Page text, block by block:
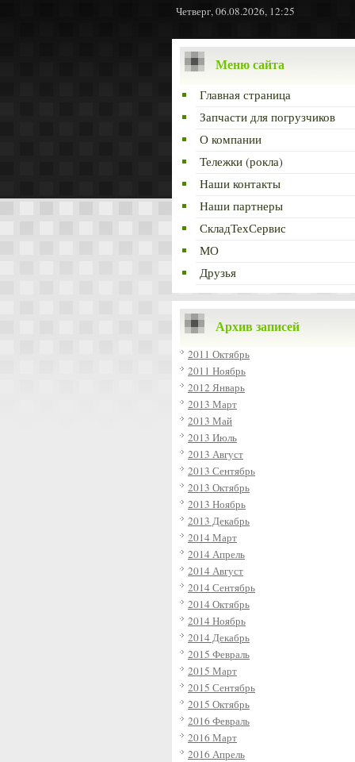
Четверг, 06.08.2026, 12:25
Меню сайта
Главная страница
Запчасти для погрузчиков
О компании
Тележки (рокла)
Наши контакты
Наши партнеры
СкладТехСервис
МО
Друзья
Архив записей
2011 Октябрь
2011 Ноябрь
2012 Январь
2013 Март
2013 Май
2013 Июль
2013 Август
2013 Сентябрь
2013 Октябрь
2013 Ноябрь
2013 Декабрь
2014 Март
2014 Апрель
2014 Август
2014 Сентябрь
2014 Октябрь
2014 Ноябрь
2014 Декабрь
2015 Февраль
2015 Март
2015 Сентябрь
2015 Октябрь
2016 Февраль
2016 Март
2016 Апрель